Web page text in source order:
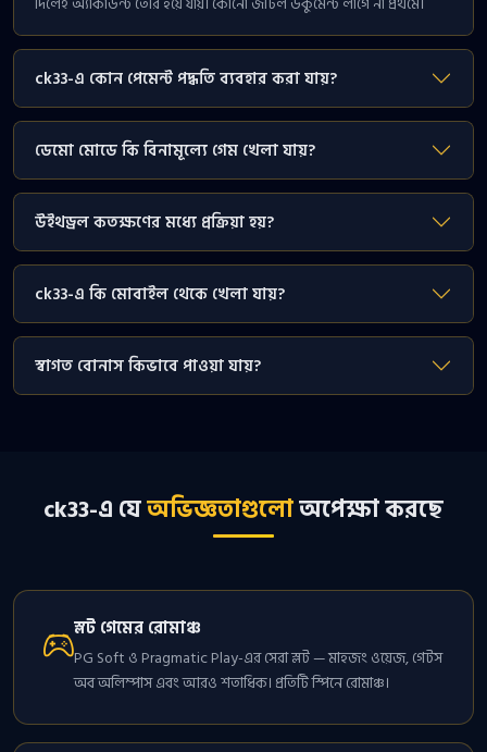
ck33-এ কোন পেমেন্ট পদ্ধতি ব্যবহার করা যায়?
ডেমো মোডে কি বিনামূল্যে গেম খেলা যায়?
উইথড্রল কতক্ষণের মধ্যে প্রক্রিয়া হয়?
ck33-এ কি মোবাইল থেকে খেলা যায়?
স্বাগত বোনাস কিভাবে পাওয়া যায়?
ck33-এ যেঅভিজ্ঞতাগুলোঅপেক্ষা করছে
স্লট গেমের রোমাঞ্চ
PG Soft ও Pragmatic Play-এর সেরা স্লট — মাহজং ওয়েজ, গেটস
অব অলিম্পাস এবং আরও শতাধিক। প্রতিটি স্পিনে রোমাঞ্চ।